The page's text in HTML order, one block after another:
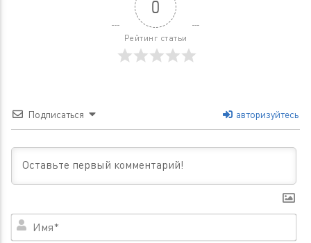
0
Рейтинг статьи
Подписаться авторизуйтесь